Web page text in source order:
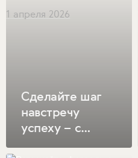
Сделайте шаг
навстречу
успеху – с
1 апреля 2026